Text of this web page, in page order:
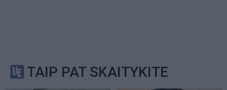
TAIP PAT SKAITYKITE